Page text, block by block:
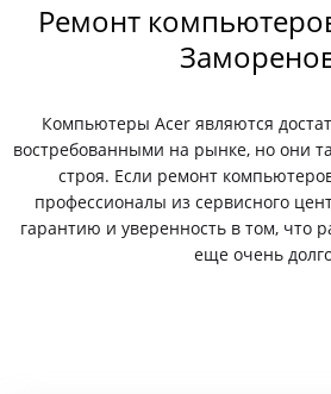
Ремонт
Компьютеры Acer являются
востребованными на рынке, но они
строя. Если ремонт
профессионалы из сервисного
гарантию и уверенность в том, что
еще очень